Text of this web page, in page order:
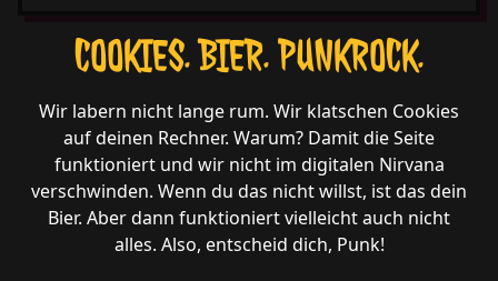
COOKIES. BIER. PUNKROCK.
Wir labern nicht lange rum. Wir klatschen Cookies
auf deinen Rechner. Warum? Damit die Seite
funktioniert und wir nicht im digitalen Nirvana
verschwinden. Wenn du das nicht willst, ist das dein
Bier. Aber dann funktioniert vielleicht auch nicht
alles. Also, entscheid dich, Punk!